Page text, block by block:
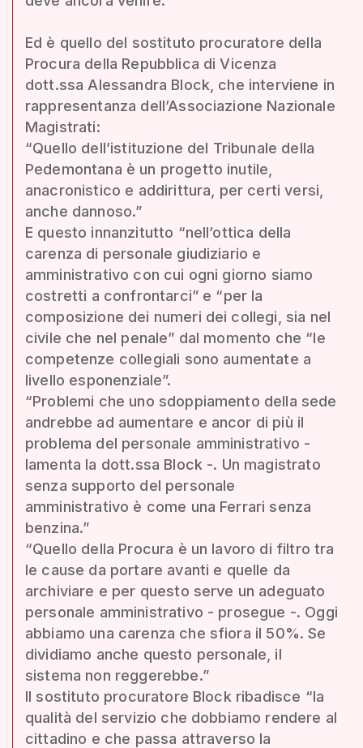
Ed è quello del sostituto procuratore della
Procura della Repubblica di Vicenza
dott.ssa Alessandra Block, che interviene in
rappresentanza dell’Associazione Nazionale
Magistrati:
“Quello dell’istituzione del Tribunale della
Pedemontana è un progetto inutile,
anacronistico e addirittura, per certi versi,
anche dannoso.”
E questo innanzitutto “nell’ottica della
carenza di personale giudiziario e
amministrativo con cui ogni giorno siamo
costretti a confrontarci” e “per la
composizione dei numeri dei collegi, sia nel
civile che nel penale” dal momento che “le
competenze collegiali sono aumentate a
livello esponenziale”.
“Problemi che uno sdoppiamento della sede
andrebbe ad aumentare e ancor di più il
problema del personale amministrativo -
lamenta la dott.ssa Block -. Un magistrato
senza supporto del personale
amministrativo è come una Ferrari senza
benzina.”
“Quello della Procura è un lavoro di filtro tra
le cause da portare avanti e quelle da
archiviare e per questo serve un adeguato
personale amministrativo - prosegue -. Oggi
abbiamo una carenza che sfiora il 50%. Se
dividiamo anche questo personale, il
sistema non reggerebbe.”
Il sostituto procuratore Block ribadisce “la
qualità del servizio che dobbiamo rendere al
cittadino e che passa attraverso la